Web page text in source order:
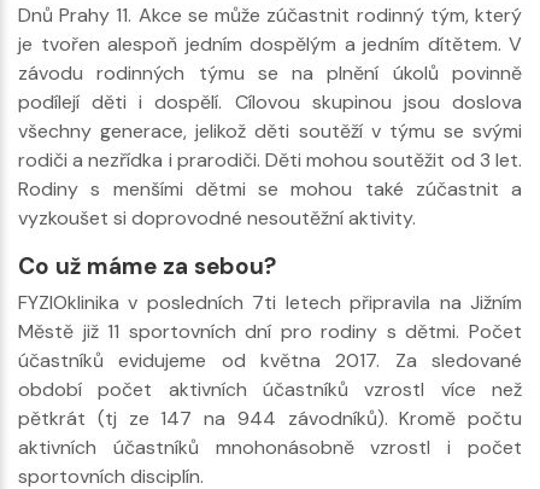
Dnů Prahy 11. Akce se může zúčastnit rodinný tým, který
je tvořen alespoň jedním dospělým a jedním dítětem. V
závodu rodinných týmu se na plnění úkolů povinně
podílejí děti i dospělí. Cílovou skupinou jsou doslova
všechny generace, jelikož děti soutěží v týmu se svými
rodiči a nezřídka i prarodiči. Děti mohou soutěžit od 3 let.
Rodiny s menšími dětmi se mohou také zúčastnit a
vyzkoušet si doprovodné nesoutěžní aktivity.
Co už máme za sebou?
FYZIOklinika v posledních 7ti letech připravila na Jižním
Městě již 11 sportovních dní pro rodiny s dětmi. Počet
účastníků evidujeme od května 2017. Za sledované
období počet aktivních účastníků vzrostl více než
pětkrát (tj ze 147 na 944 závodníků). Kromě počtu
aktivních účastníků mnohonásobně vzrostl i počet
sportovních disciplín.